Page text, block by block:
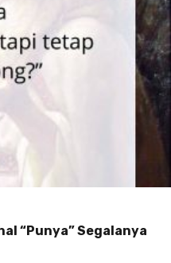
“Punya” Segalanya